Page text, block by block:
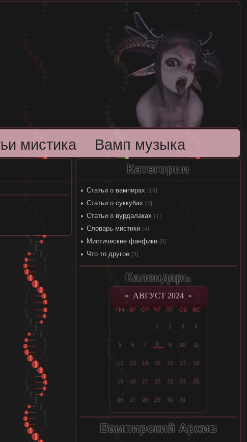
мистика Вамп музыка
Категории
Статьи о вампирах [13]
Статьи о суккубах [4]
Статьи о вурдалаках [1]
Словарь мистики [4]
Мистические фанфики [0]
Что то другое [3]
Календарь
« АВГУСТ 2024 »
ПН ВТ СР ЧТ ПТ СБ ВС
1 2 3 4
5 6 7 8 9 10 11
12 13 14 15 16 17 18
19 20 21 22 23 24 25
26 27 28 29 30 31
Вампирский Архив